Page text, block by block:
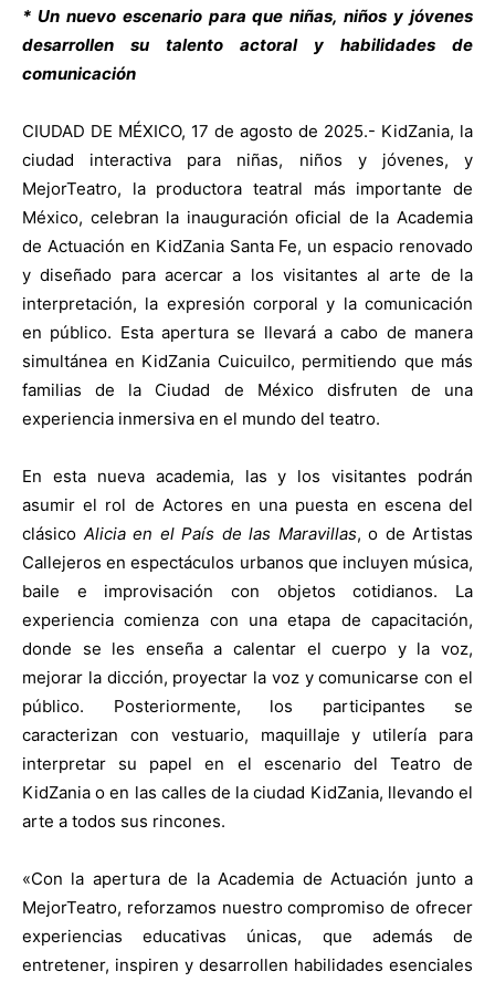
* Un nuevo escenario para que niñas, niños y jóvenes
desarrollen su talento actoral y habilidades de
comunicación
CIUDAD DE MÉXICO, 17 de agosto de 2025.- KidZania, la
ciudad interactiva para niñas, niños y jóvenes, y
MejorTeatro, la productora teatral más importante de
México, celebran la inauguración oficial de la Academia
de Actuación en KidZania Santa Fe, un espacio renovado
y diseñado para acercar a los visitantes al arte de la
interpretación, la expresión corporal y la comunicación
en público. Esta apertura se llevará a cabo de manera
simultánea en KidZania Cuicuilco, permitiendo que más
familias de la Ciudad de México disfruten de una
experiencia inmersiva en el mundo del teatro.
En esta nueva academia, las y los visitantes podrán
asumir el rol de Actores en una puesta en escena del
clásico Alicia en el País de las Maravillas, o de Artistas
Callejeros en espectáculos urbanos que incluyen música,
baile e improvisación con objetos cotidianos. La
experiencia comienza con una etapa de capacitación,
donde se les enseña a calentar el cuerpo y la voz,
mejorar la dicción, proyectar la voz y comunicarse con el
público. Posteriormente, los participantes se
caracterizan con vestuario, maquillaje y utilería para
interpretar su papel en el escenario del Teatro de
KidZania o en las calles de la ciudad KidZania, llevando el
arte a todos sus rincones.
«Con la apertura de la Academia de Actuación junto a
MejorTeatro, reforzamos nuestro compromiso de ofrecer
experiencias educativas únicas, que además de
entretener, inspiren y desarrollen habilidades esenciales